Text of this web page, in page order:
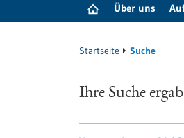
Über uns
Startseite Suche
Ihre Suche